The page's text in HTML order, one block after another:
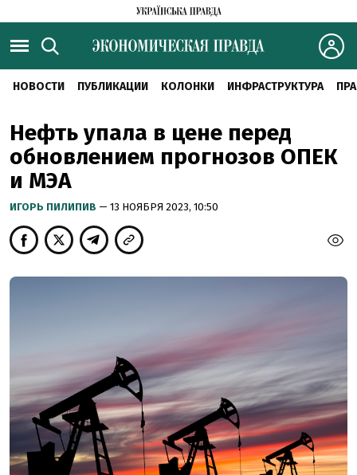
НОВОСТИ ПУБЛИКАЦИИ КОЛОНКИ ИНФРАСТРУКТУРА
Нефть упала в цене перед
обновлением прогнозов ОПЕК
и МЭА
ИГОРЬ ПИЛИПИВ — 13 НОЯБРЯ 2023, 10:50